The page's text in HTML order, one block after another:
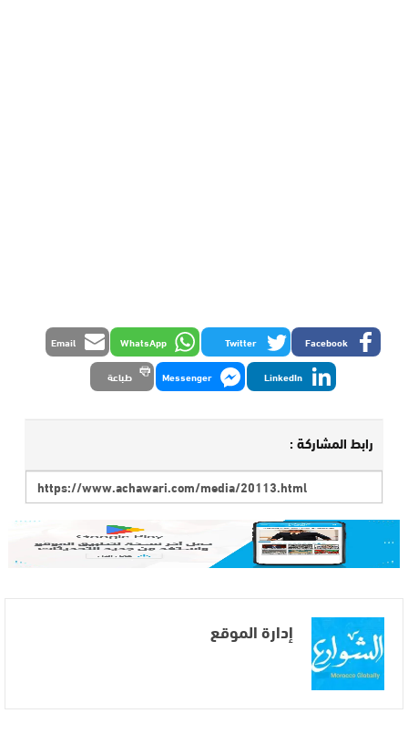
Facebook
Twitter
WhatsApp
Email
LinkedIn
Messenger طباعة
رابط المشاركة :
إدارة الموقع